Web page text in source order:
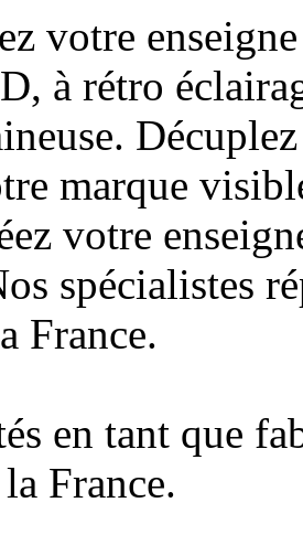
votre
à rétro
marque
votre
spécialistes
France.
en tant que
France.